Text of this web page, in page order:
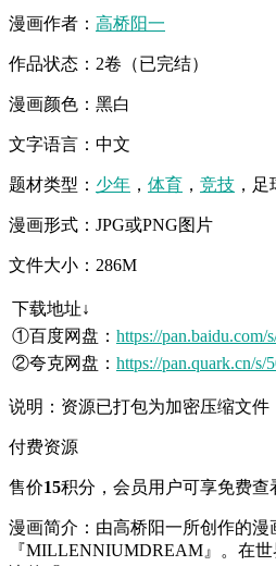
漫画作者： 高桥阳一
作品状态：2卷（已完结）
漫画颜色：黑白
文字语言：中文
题材类型： 少年 ， 体育 ， 竞技 ，足
漫画形式：JPG或PNG图片
文件大小：286M
下载地址↓
①百度网盘： https://
②夸克网盘： https://pan.quark.cn/s/
说明：资源已打包为加密压缩文件
付费资源
售价15积分 ，会员用户可享免费查
漫画简介：由高桥阳一所创作的漫
『MILLENNIUMDREAM』。在